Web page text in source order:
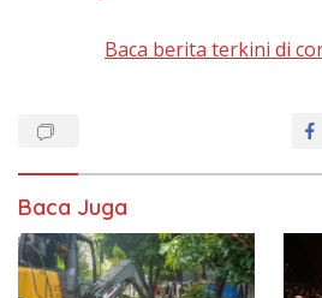
Baca berita terkini di
Baca Juga